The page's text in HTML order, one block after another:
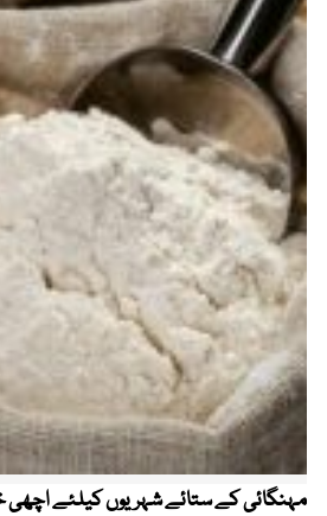
مہنگائی کے ستائے شہریوں کیلئے